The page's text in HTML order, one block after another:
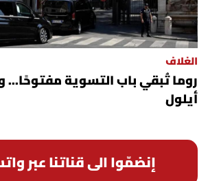
الغلاف
روما تُبقي باب التسوية مفتوحًا...
أيلول
إنضمّوا الى قناتنا عبر